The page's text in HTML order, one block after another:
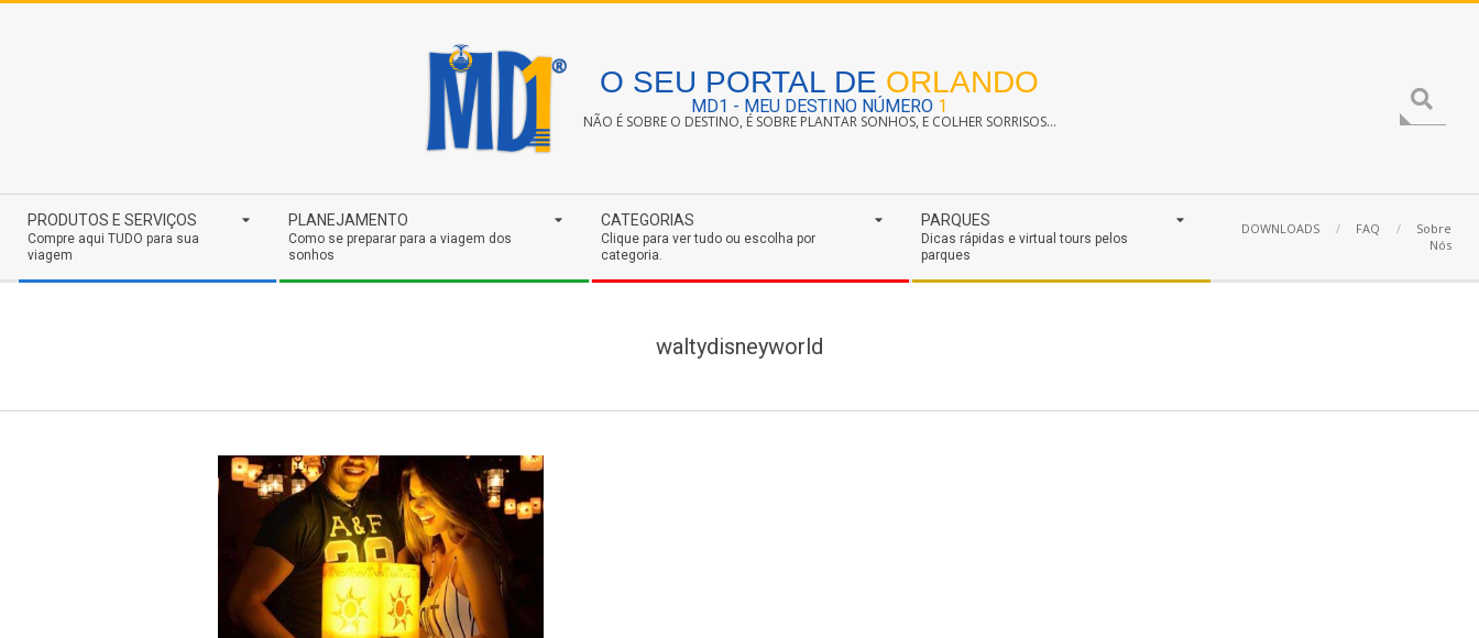
O SEU PORTAL DE ORLANDO
MD1 - MEU DESTINO NÚMERO 1
NÃO É SOBRE O DESTINO, É SOBRE PLANTAR SONHOS, E COLHER SORRISOS...
Navigation
Menu
PRODUTOS E SERVIÇOS
Compre aqui TUDO para sua
viagem
PLANEJAMENTO
Como se preparar para a viagem dos
sonhos
CATEGORIAS
Clique para ver tudo ou escolha por
categoria.
PARQUES
Dicas rápidas e virtual tours pelos
parques
DOWNLOADS FAQ
Sobre
Nós
waltydisneyworld